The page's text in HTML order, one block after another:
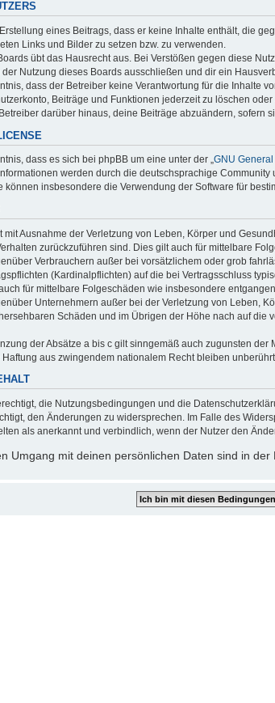
eines Beitrags, dass er keine Inhalte enthält, die
Links und Bilder zu setzen bzw. zu verwenden.
übt das Hausrecht aus. Bei Verstößen gegen diese
Nutzung dieses Boards ausschließen und dir ein
dass der Betreiber keine Verantwortung für die Inhalte
Beiträge und Funktionen jederzeit zu löschen oder
darüber hinaus, deine Beiträge abzuändern, sofern
dass es sich bei phpBB um eine unter der „GNU
werden durch die deutschsprachige
können insbesondere die Verwendung der Software für
mit Ausnahme der Verletzung von Leben, Körper und
zurückzuführen sind. Dies gilt auch für mittelbare
Verbrauchern außer bei vorsätzlichem oder grob
(Kardinalpflichten) auf die bei Vertragsschluss
für mittelbare Folgeschäden wie insbesondere
Unternehmern außer bei der Verletzung von Leben,
Schäden und im Übrigen der Höhe nach auf
der Absätze a bis c gilt sinngemäß auch zugunsten der
aus zwingendem nationalem Recht bleiben unberührt.
die Nutzungsbedingungen und die
den Änderungen zu widersprechen. Im Falle des
als anerkannt und verbindlich, wenn der Nutzer den
Umgang mit deinen persönlichen Daten sind in der